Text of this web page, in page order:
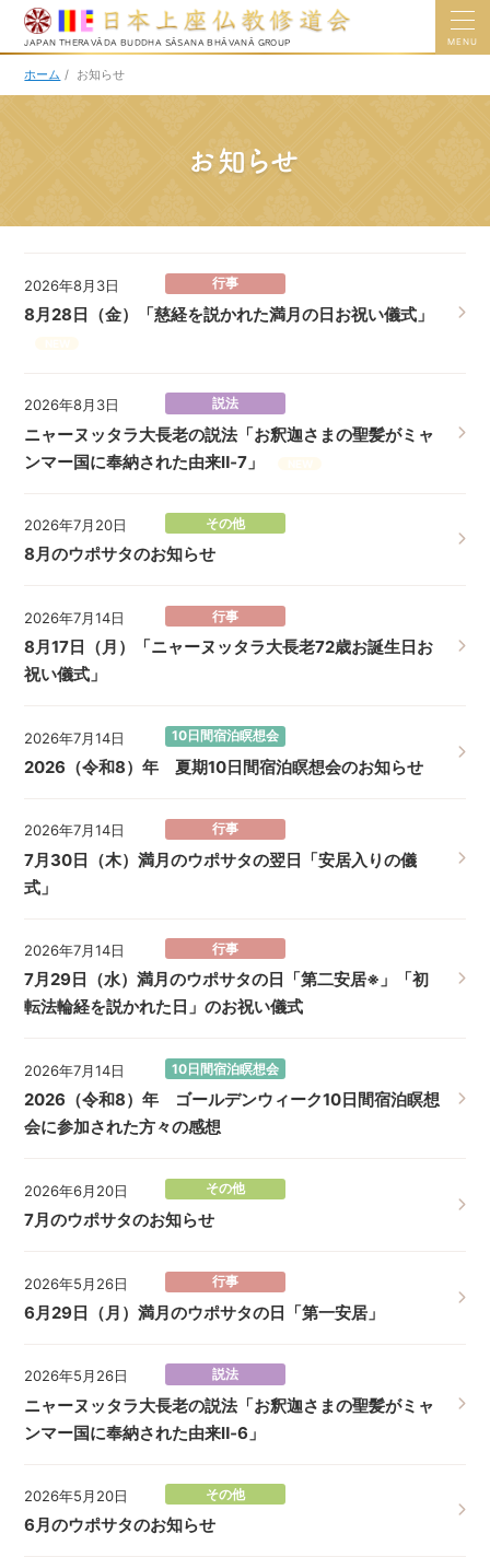
JAPAN THERAVĀDA BUDDHA SĀSANA BHĀVANĀ GROUP MENU
ホーム / お知らせ
お知らせ
2026年8月3日 行事
8月28日（金）「慈経を説かれた満月の日お祝い儀式」
2026年8月3日 説法
ニャーヌッタラ大長老の説法「お釈迦さまの聖髪がミャ
ンマー国に奉納された由来Ⅱ‐7」
2026年7月20日 その他
8月のウポサタのお知らせ
2026年7月14日 行事
8月17日（月）「ニャーヌッタラ大長老72歳お誕生日お
祝い儀式」
2026年7月14日 10日間宿泊瞑想会
2026（令和8）年 夏期10日間宿泊瞑想会のお知らせ
2026年7月14日 行事
7月30日（木）満月のウポサタの翌日「安居入りの儀
式」
2026年7月14日 行事
7月29日（水）満月のウポサタの日「第二安居※」「初
転法輪経を説かれた日」のお祝い儀式
2026年7月14日 10日間宿泊瞑想会
2026（令和8）年 ゴールデンウィーク10日間宿泊瞑想
会に参加された方々の感想
2026年6月20日 その他
7月のウポサタのお知らせ
2026年5月26日 行事
6月29日（月）満月のウポサタの日「第一安居」
2026年5月26日 説法
ニャーヌッタラ大長老の説法「お釈迦さまの聖髪がミャ
ンマー国に奉納された由来Ⅱ‐6」
2026年5月20日 その他
6月のウポサタのお知らせ